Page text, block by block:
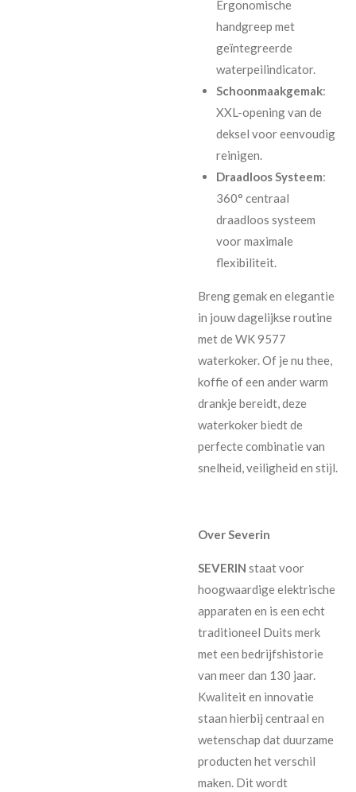
Ergonomische
handgreep met
geïntegreerde
waterpeilindicator.
Schoonmaakgemak:
XXL-opening van de
deksel voor eenvoudig
reinigen.
Draadloos Systeem:
360° centraal
draadloos systeem
voor maximale
flexibiliteit.
Breng gemak en elegantie
in jouw dagelijkse routine
met de WK 9577
waterkoker. Of je nu thee,
koffie of een ander warm
drankje bereidt, deze
waterkoker biedt de
perfecte combinatie van
snelheid, veiligheid en stijl.
Over Severin
SEVERIN staat voor
hoogwaardige elektrische
apparaten en is een echt
traditioneel Duits merk
met een bedrijfshistorie
van meer dan 130 jaar.
Kwaliteit en innovatie
staan hierbij centraal en
wetenschap dat duurzame
producten het verschil
maken. Dit wordt